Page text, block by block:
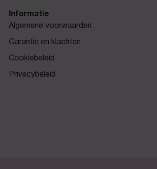
Informatie
Algemene voorwaarden
Garantie en klachten
Cookiebeleid
Privacybeleid